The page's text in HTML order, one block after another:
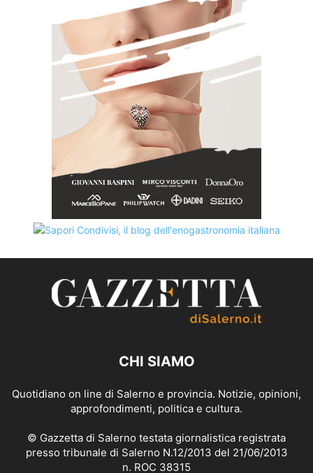
CHI SIAMO
Quotidiano on line di Salerno e provincia. Notizie, opinioni,
approfondimenti, politica e cultura.
© Gazzetta di Salerno testata giornalistica registrata
presso tribunale di Salerno N.12/2013 del 21/06/2013
n. ROC 38315